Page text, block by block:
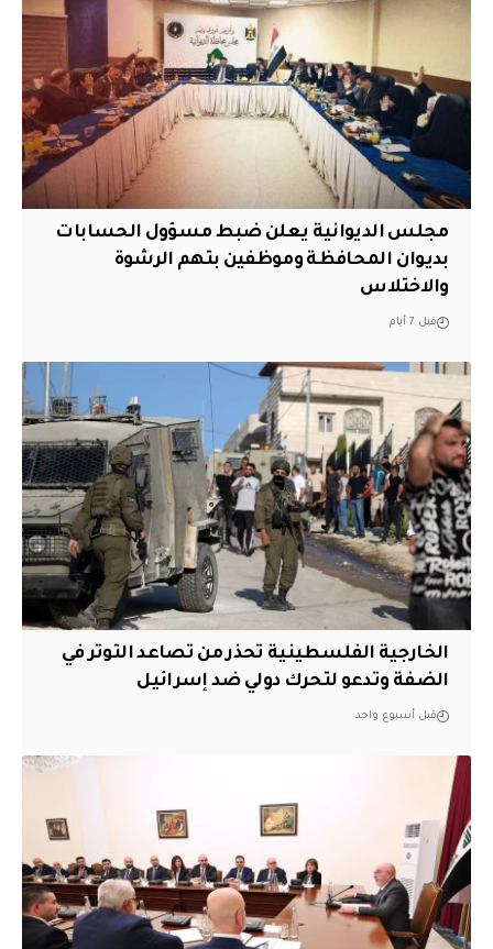
مجلس الديوانية يعلن ضبط مسؤول الحسابات
بديوان المحافظة وموظفين بتهم الرشوة
والاختلاس
قبل 7 أيام
الخارجية الفلسطينية تحذر من تصاعد التوتر في
الضفة وتدعو لتحرك دولي ضد إسرائيل
قبل أسبوع واحد